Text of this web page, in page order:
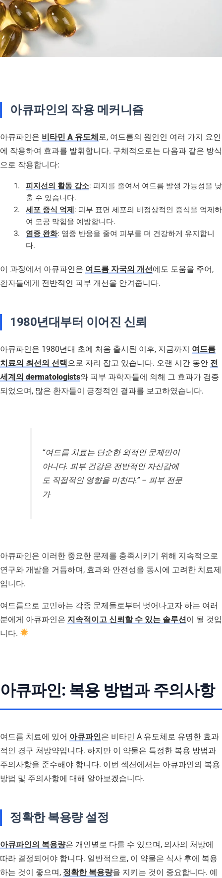
아큐파인의 작용 메커니즘
아큐파인은 비타민 A 유도체 로, 여드름의 원인인 여러 가지 요인
에 작용하여 효과를 발휘합니다. 구체적으로는 다음과 같은 방식
으로 작용합니다:
피지선의 활동 감소: 피지를 줄여서 여드름 발생 가능성을 낮
출 수 있습니다.
세포 증식 억제: 피부 표면 세포의 비정상적인 증식을 억제하
여 모공 막힘을 예방합니다.
염증 완화: 염증 반응을 줄여 피부를 더 건강하게 유지합니
다.
이 과정에서 아큐파인은 여드름 자국의 개선에도 도움을 주어,
환자들에게 전반적인 피부 개선을 안겨줍니다.
1980년대부터 이어진 신뢰
아큐파인은 1980년대 초에 처음 출시된 이후, 지금까지 여드름
치료의 최선의 선택 으로 자리 잡고 있습니다. 오랜 시간 동안 전
세계의 dermatologists와 피부 과학자들에 의해 그 효과가 검증
되었으며, 많은 환자들이 긍정적인 결과를 보고하였습니다.
“여드름 치료는 단순한 외적인 문제만이
아니다. 피부 건강은 전반적인 자신감에
도 직접적인 영향을 미친다.” – 피부 전문
가
아큐파인은 이러한 중요한 문제를 충족시키기 위해 지속적으로
연구와 개발을 거듭하며, 효과와 안전성을 동시에 고려한 치료제
입니다.
여드름으로 고민하는 각종 문제들로부터 벗어나고자 하는 여러
분에게 아큐파인은 지속적이고 신뢰할 수 있는 솔루션이 될 것입
니다.
아큐파인: 복용 방법과 주의사항
여드름 치료에 있어 아큐파인은 비타민 A 유도체로 유명한 효과
적인 경구 처방약입니다. 하지만 이 약물은 특정한 복용 방법과
주의사항을 준수해야 합니다. 이번 섹션에서는 아큐파인의 복용
방법 및 주의사항에 대해 알아보겠습니다.
정확한 복용량 설정
아큐파인의 복용량은 개인별로 다를 수 있으며, 의사의 처방에
따라 결정되어야 합니다. 일반적으로, 이 약물은 식사 후에 복용
하는 것이 좋으며, 정확한 복용량을 지키는 것이 중요합니다. 예